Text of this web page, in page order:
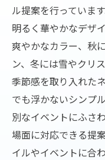
ル提案を行っていま
明るく華やかなデザ
爽やかなカラー、秋
ン、冬には雪やクリ
季節感を取り入れた
でも浮かないシンプ
別なイベントにふさ
場面に対応できる提
イルやイベントに合